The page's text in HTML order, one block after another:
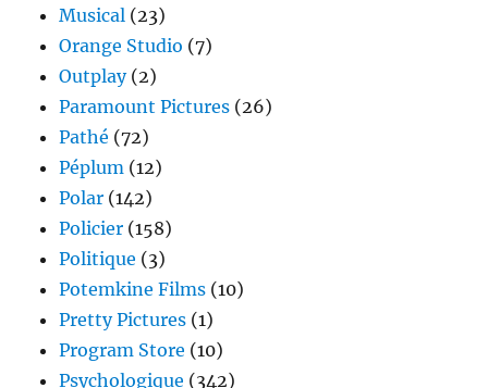
Musical (23)
Orange Studio (7)
Outplay(2)
Paramount Pictures (26)
Pathé (72)
Péplum (12)
Polar (142)
Policier (158)
Politique (3)
Potemkine Films (10)
Pretty Pictures (1)
Program Store (10)
Psychologique (342)